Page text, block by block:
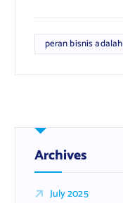
peran bisnis adalah
Archives
July 2025